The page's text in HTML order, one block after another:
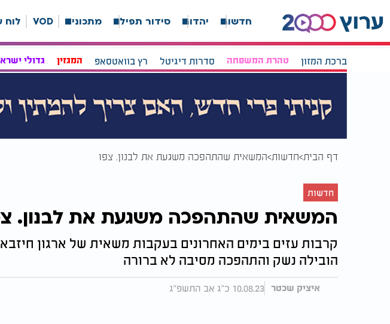
חדשות יהדות סידור תפילה מתכונים VOD לוח
ברכת המזון טהרת המשפחה סדרות דיגיטל רץ בוואטסאפ המגזין גדולי
דף הבית חדשות המשאית שהתהפכה משגעת את לבנון. צפו
חדשות
המשאית שהתהפכה משגעת את לבנון.
קרבות עזים בימים האחרונים בעקבות משאית של ארגון
הובילה נשק והתהפכה מסיבה לא ברורה
איציק שכטר 10.08.23 כ"ג אב התשפ"ג